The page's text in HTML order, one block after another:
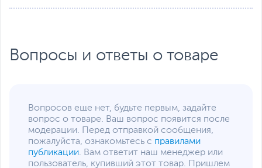
Несъемный
Разъемы micro-USB, miniJack 3.5
приближения, Сканер
отпечатков пальцев,
Система распознавания
лица
Цвет, используемый в
Синий, Черный
Вопросы и ответы о товаре
Вопросов еще нет, будьте первым, задайте
вопрос о товаре. Ваш вопрос появится после
модерации. Перед отправкой сообщения,
пожалуйста, ознакомьтесь с правилами
публикации. Вам ответит наш менеджер или
пользователь, купивший этот товар. Пришлем